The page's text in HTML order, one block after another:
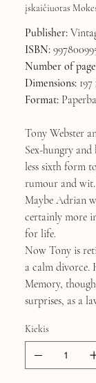
įskaičiuotas
Publisher:
ISBN:
Number of
Dimensions:197
Format:
Tony Webster
Sex-hungry
less sixth form
rumour and wit.
Maybe Adrian
certainly more
for life.
Now Tony is
a calm divorce.
Memory,
surprises, as a
Kiekis